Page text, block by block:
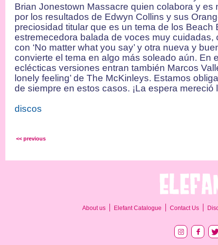
Brian Jonestown Massacre quien colabora y es
por los resultados de Edwyn Collins y sus
preciosidad titular que es un tema de los Beach
estremecedora balada de voces muy cuidadas,
con ‘No matter what you say’ y otra nueva y
convierte el tema en algo más soleado aún. En
eclécticas versiones entran también Marcos
lonely feeling’ de The McKinleys. Estamos
de siempre en estos casos. ¡La espera mereció
discos
<< previous
About us Elefant Catalogue Contact Us